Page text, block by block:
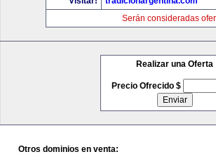
Serán consideradas
Realizar una Oferta
Precio Ofrecido $
Otros dominios en venta: